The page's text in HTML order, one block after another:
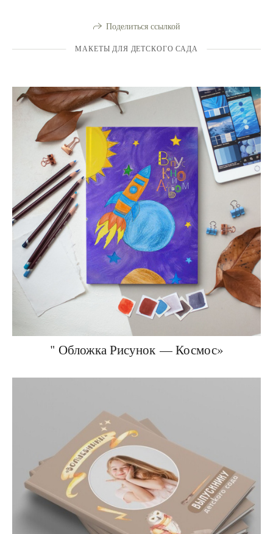
Поделиться ссылкой
МАКЕТЫ ДЛЯ ДЕТСКОГО САДА
" Обложка Рисунок — Космос»